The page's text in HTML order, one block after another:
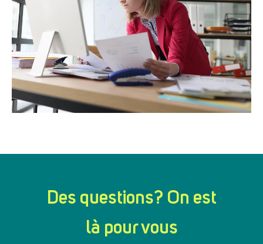
Des questions? On est
là pour vous